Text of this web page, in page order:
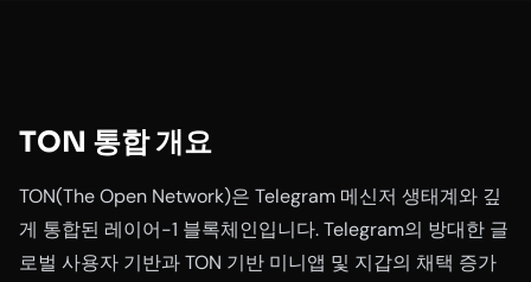
TON 통합 개요
TON(The Open Network)은 Telegram 메신저 생태계와 깊
게 통합된 레이어-1 블록체인입니다. Telegram의 방대한 글
로벌 사용자 기반과 TON 기반 미니앱 및 지갑의 채택 증가